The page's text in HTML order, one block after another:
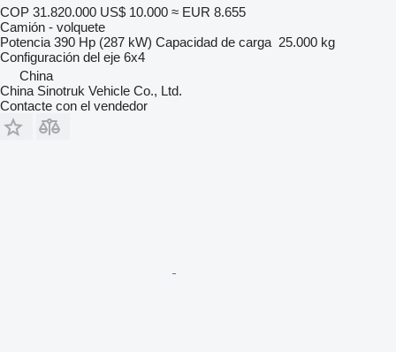
COP 31.820.000 US$ 10.000 ≈ EUR 8.655
Camión - volquete
Potencia 390 Hp (287 kW) Capacidad de carga 25.000 kg
Configuración del eje 6x4
China
China Sinotruk Vehicle Co., Ltd.
Contacte con el vendedor